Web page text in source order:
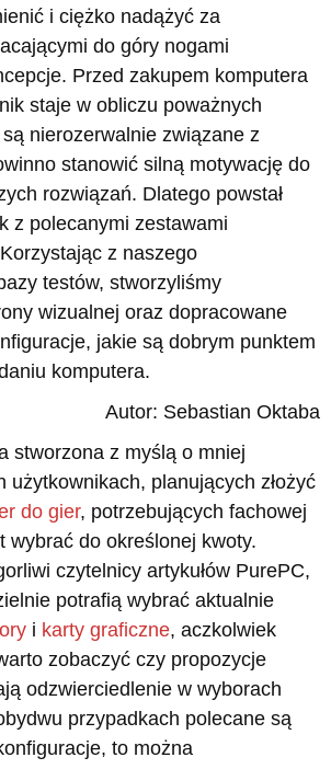
i ciężko nadążyć za
do góry nogami
Przed zakupem komputera
staje w obliczu poważnych
nierozerwalnie związane z
stanowić silną motywację do
rozwiązań. Dlatego powstał
z polecanymi zestawami
z naszego
testów, stworzyliśmy
wizualnej oraz dopracowane
jakie są dobrym punktem
komputera.
Autor: Sebastian Oktaba
stworzona z myślą o mniej
użytkownikach, planujących złożyć
do gier, potrzebujących fachowej
wybrać do określonej kwoty.
czytelnicy artykułów PurePC,
potrafią wybrać aktualnie
i karty graficzne, aczkolwiek
zobaczyć czy propozycje
odzwierciedlenie w wyborach
przypadkach polecane są
to można